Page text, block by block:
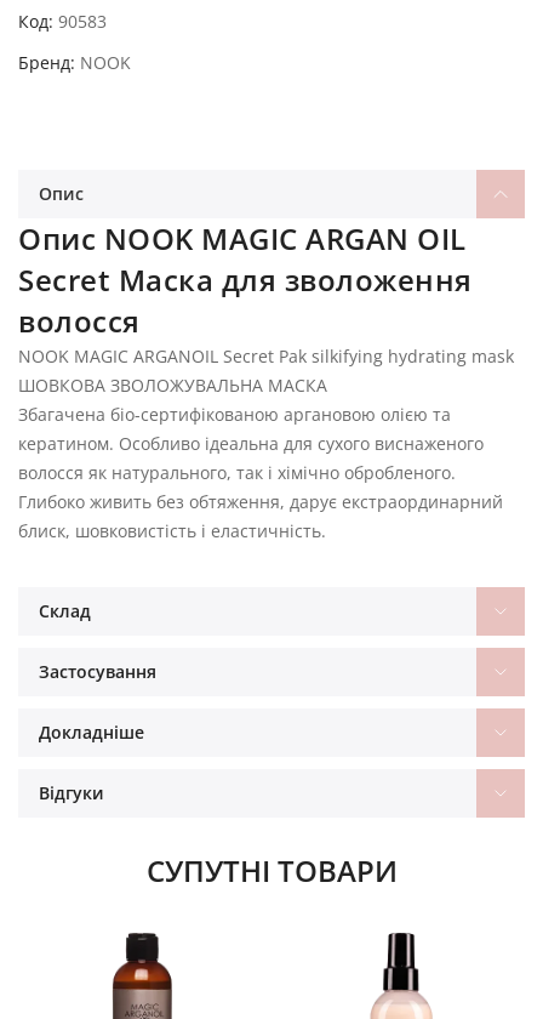
Код 90583
Бренд NOOK
Опис
Опис NOOK MAGIC ARGAN OIL
Secret Маска для зволоження
волосся
NOOK MAGIC ARGANOIL Secret Pak silkifying hydrating mask
ШОВКОВА ЗВОЛОЖУВАЛЬНА МАСКА
Збагачена біо-сертифікованою аргановою олією та
кератином. Особливо ідеальна для сухого виснаженого
волосся як натурального, так і хімічно обробленого.
Глибоко живить без обтяження, дарує екстраординарний
блиск, шовковистість і еластичність.
Склад
Застосування
Докладніше
Відгуки
СУПУТНІ ТОВАРИ